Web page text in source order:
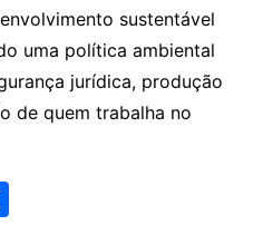
sustentável
uma política ambiental
jurídica, produção
de quem trabalha no
S